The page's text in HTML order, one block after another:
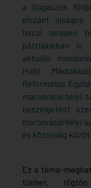
a Gagauzok
elszánt újságíró
hazai terepen
pátriájukban is
aktuális
Holló
Református
marosvásárhelyi
beszélgetést
marosvásárhelyi
és közösség
Ez a téma-
tűnhet, rögtön